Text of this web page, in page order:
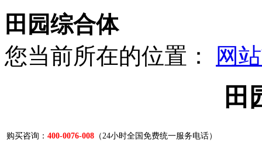
田园综合体
您当前所在的位置：
网
田
购买咨询： 400-0076-008 （24小时全国免费统一服务电话）